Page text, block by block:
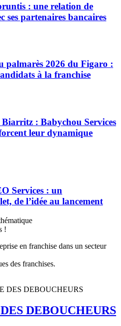
: une relation de
ses partenaires bancaires
palmarès 2026 du Figaro :
à la franchise
: Babychou Services
leur dynamique
Services : un
de l’idée au lancement
!
en franchise dans un secteur
des franchises.
DES DEBOUCHEURS
DEBOUCHEURS